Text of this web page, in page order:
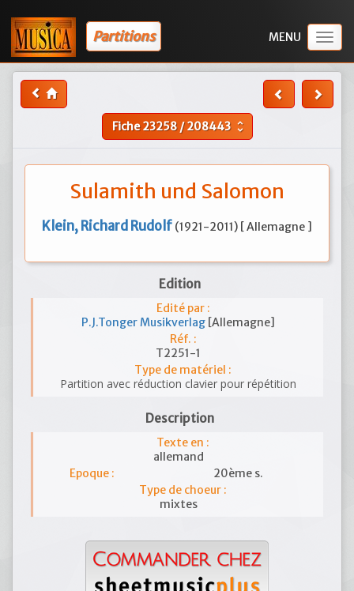
Partitions
Fiche23258/208443 unfold_more
Sulamith und Salomon
Klein, Richard Rudolf (1921-2011) [ Allemagne ]
Edition
Edité par :
P.J.Tonger Musikverlag [Allemagne]
Réf. :
T2251-1
Type de matériel :
Partition avec réduction clavier pour répétition
Description
Texte en :
allemand
Epoque :
20ème s.
Type de choeur :
mixtes